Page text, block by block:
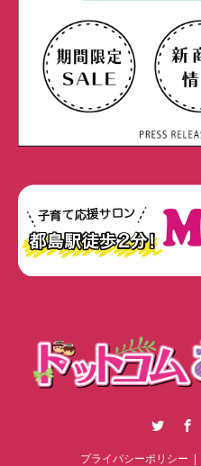
RSS
プライバシーポリシー